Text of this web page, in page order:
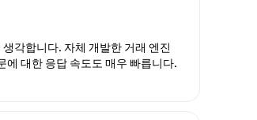
각합니다. 자체 개발한 거래 엔진
에 대한 응답 속도도 매우 빠릅니다.